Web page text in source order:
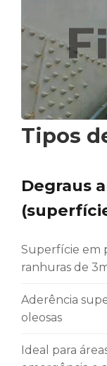
Tipos
Degraus
Superfície em
ranhuras de
Aderência
oleosas
Ideal para